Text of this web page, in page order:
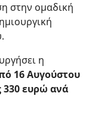
στην ομαδική
η
16 Αυγούστου
330 ευρώ ανά